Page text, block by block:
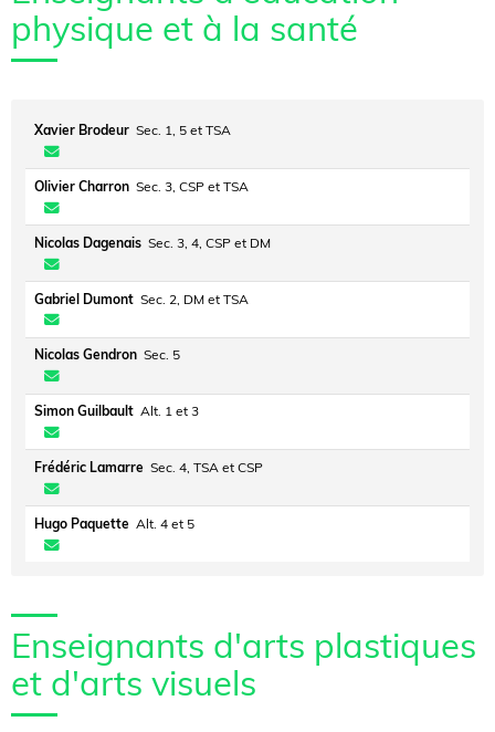
physique et à la santé
Xavier Brodeur Sec. 1, 5 et TSA
Olivier Charron Sec. 3, CSP et TSA
Nicolas Dagenais Sec. 3, 4, CSP et DM
Gabriel Dumont Sec. 2, DM et TSA
Nicolas Gendron Sec. 5
Simon Guilbault Alt. 1 et 3
Frédéric Lamarre Sec. 4, TSA et CSP
Hugo Paquette Alt. 4 et 5
Enseignants d'arts plastiques
et d'arts visuels